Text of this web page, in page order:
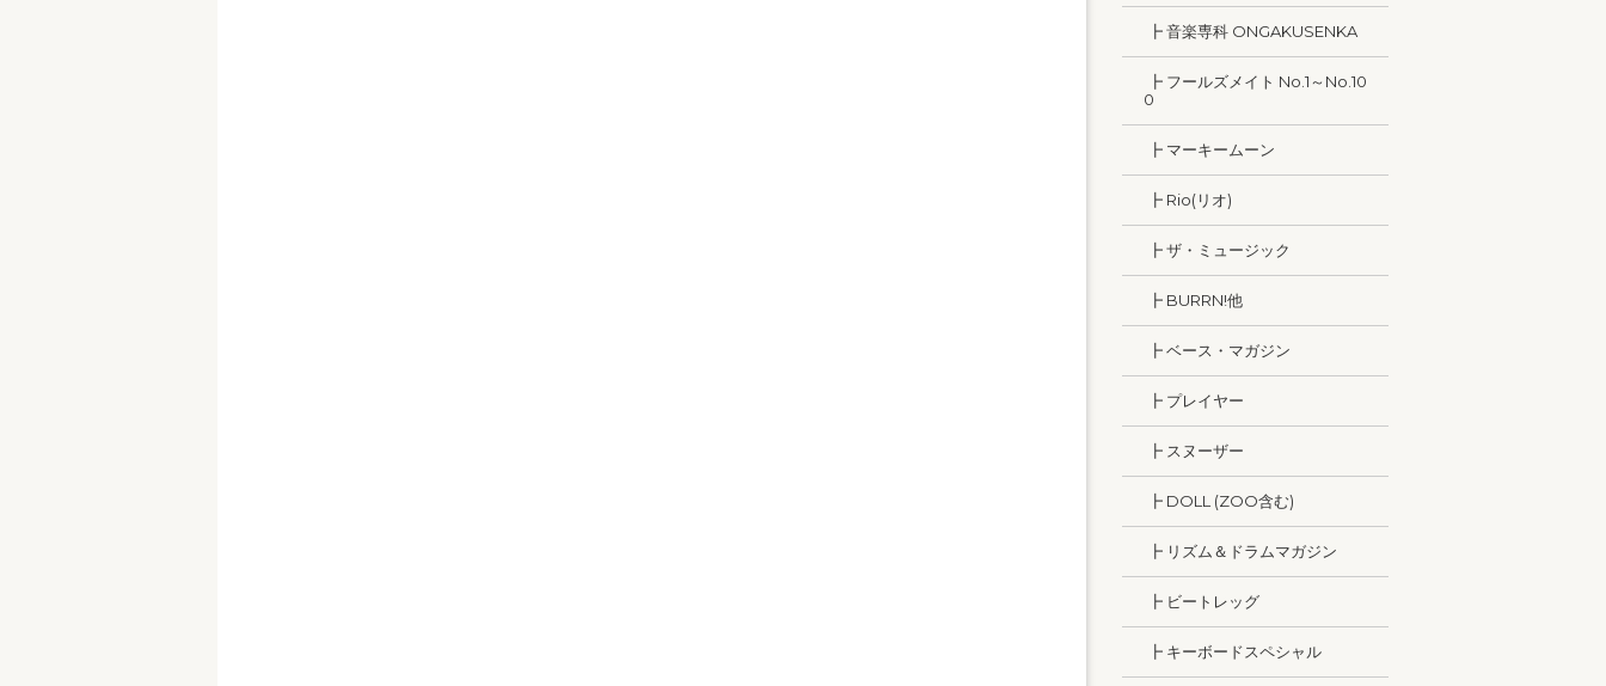
┣ 音楽専科 ONGAKUSENKA
┣ フールズメイト No.1～No.10
0
┣ マーキームーン
┣ Rio(リオ)
┣ ザ・ミュージック
┣ BURRN!他
┣ ベース・マガジン
┣ プレイヤー
┣ スヌーザー
┣ DOLL (ZOO含む)
┣ リズム＆ドラムマガジン
┣ ビートレッグ
┣ キーボードスペシャル